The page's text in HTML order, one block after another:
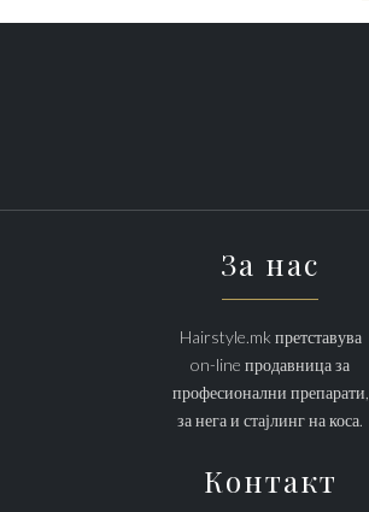
За нас
Hairstyle.mk претставува
on-line продавница за
професионални препарати,
за нега и стајлинг на коса.
Контакт